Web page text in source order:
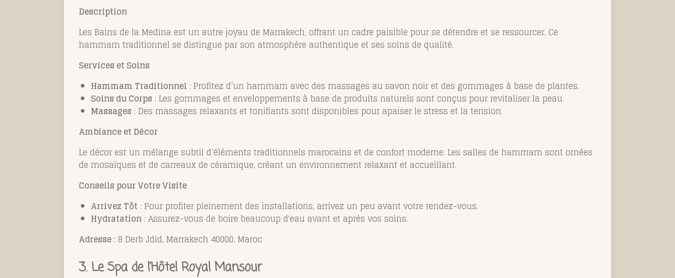
Description
Les Bains de la Medina est un autre joyau de Marrakech, offrant un cadre paisible pour se détendre et se ressourcer. Ce
hammam traditionnel se distingue par son atmosphère authentique et ses soins de qualité.
Services et Soins
Hammam Traditionnel : Profitez d’un hammam avec des massages au savon noir et des gommages à base de plantes.
Soins du Corps : Les gommages et enveloppements à base de produits naturels sont conçus pour revitaliser la peau.
Massages : Des massages relaxants et tonifiants sont disponibles pour apaiser le stress et la tension.
Ambiance et Décor
Le décor est un mélange subtil d’éléments traditionnels marocains et de confort moderne. Les salles de hammam sont ornées
de mosaïques et de carreaux de céramique, créant un environnement relaxant et accueillant.
Conseils pour Votre Visite
Arrivez Tôt : Pour profiter pleinement des installations, arrivez un peu avant votre rendez-vous.
Hydratation : Assurez-vous de boire beaucoup d'eau avant et après vos soins.
Adresse : 8 Derb Jdid, Marrakech 40000, Maroc
3. Le Spa de l’Hôtel Royal Mansour